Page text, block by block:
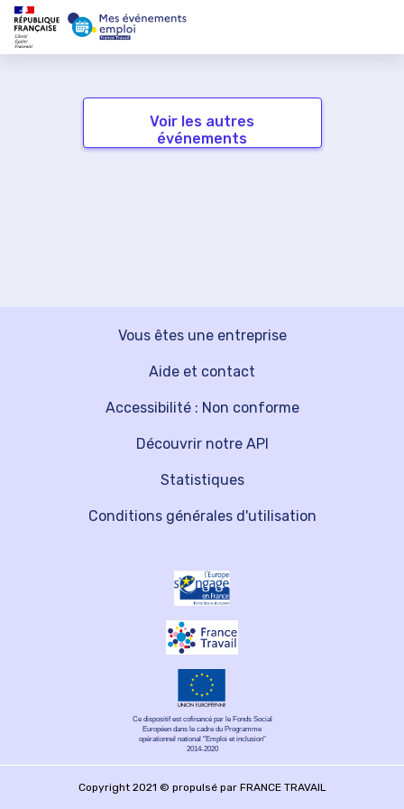
Voir les autres
événements
Vous êtes une entreprise
Découvrir notre API
Aide et contact
Statistiques
Accessibilité : Non conforme
Conditions générales d'utilisation
Ce dispositif est cofinancé par le Fonds Social
Européen dans le cadre du Programme
opérationnel national "Emploi et inclusion"
2014-2020
Copyright 2021 © propulsé par FRANCE TRAVAIL